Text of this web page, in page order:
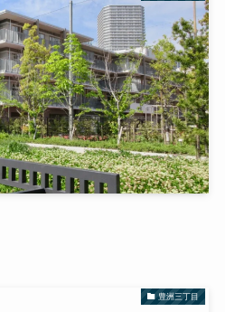
豊洲三丁目